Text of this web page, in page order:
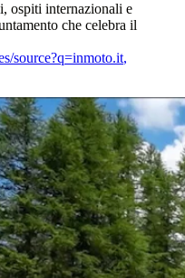
ospiti internazionali e
che celebra il
source?q=inmoto.it,